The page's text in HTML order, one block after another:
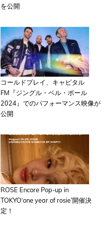
を公開
コールドプレイ、キャピタル
FM『ジングル・ベル・ボール
2024』でのパフォーマンス映像が
公開
ROSE Encore Pop-up in
TOKYO‘one year of rosie’開催決
定！